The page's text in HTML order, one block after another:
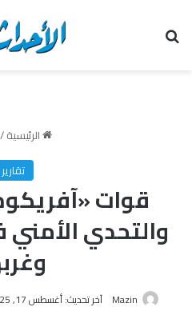
الرئيسية/
تقارير
قوات
والتحدي
Mazin آخر تحديث: أغسطس 17, 2025